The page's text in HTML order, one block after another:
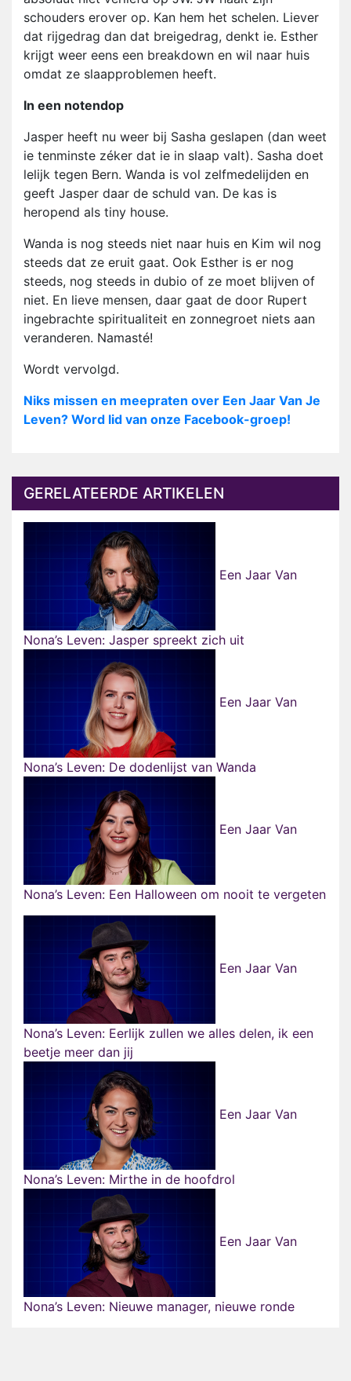
schouders erover op. Kan hem het schelen. Liever
dat rijgedrag dan dat breigedrag, denkt ie. Esther
krijgt weer eens een breakdown en wil naar huis
omdat ze slaapproblemen heeft.
In een notendop
Jasper heeft nu weer bij Sasha geslapen (dan weet
ie tenminste zéker dat ie in slaap valt). Sasha doet
lelijk tegen Bern. Wanda is vol zelfmedelijden en
geeft Jasper daar de schuld van. De kas is
heropend als tiny house.
Wanda is nog steeds niet naar huis en Kim wil nog
steeds dat ze eruit gaat. Ook Esther is er nog
steeds, nog steeds in dubio of ze moet blijven of
niet. En lieve mensen, daar gaat de door Rupert
ingebrachte spiritualiteit en zonnegroet niets aan
veranderen. Namasté!
Wordt vervolgd.
Niks missen en meepraten over Een Jaar Van Je
Leven? Word lid van onze Facebook-groep!
GERELATEERDE ARTIKELEN
Een Jaar Van
Nona’s Leven: Jasper spreekt zich uit
Een Jaar Van
Nona’s Leven: De dodenlijst van Wanda
Een Jaar Van
Nona’s Leven: Een Halloween om nooit te vergeten
Een Jaar Van
Nona’s Leven: Eerlijk zullen we alles delen, ik een
beetje meer dan jij
Een Jaar Van
Nona’s Leven: Mirthe in de hoofdrol
Een Jaar Van
Nona’s Leven: Nieuwe manager, nieuwe ronde